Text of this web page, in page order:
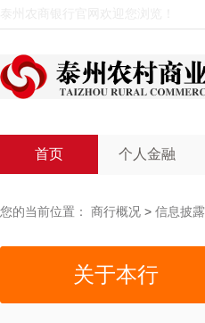
首页 个人金融
关于本行
您的当前位置： 商行概况 > 信息披露